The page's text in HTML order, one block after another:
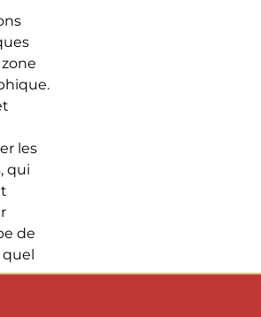
les
qui
de
quel